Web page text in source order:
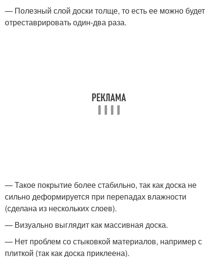
— Полезный слой доски толще, то есть ее можно будет
отреставрировать один-два раза.
— Такое покрытие более стабильно, так как доска не
сильно деформируется при перепадах влажности
(сделана из нескольких слоев).
— Визуально выглядит как массивная доска.
— Нет проблем со стыковкой материалов, например с
плиткой (так как доска приклеена).